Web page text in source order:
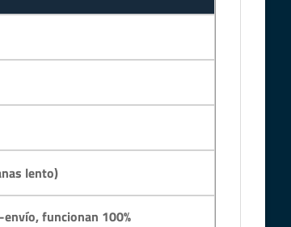
lento)
funcionan 100%